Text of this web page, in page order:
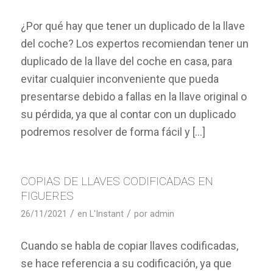
¿Por qué hay que tener un duplicado de la llave
del coche? Los expertos recomiendan tener un
duplicado de la llave del coche en casa, para
evitar cualquier inconveniente que pueda
presentarse debido a fallas en la llave original o
su pérdida, ya que al contar con un duplicado
podremos resolver de forma fácil y […]
COPIAS DE LLAVES CODIFICADAS EN
FIGUERES
26/11/2021 / en L'Instant / por admin
Cuando se habla de copiar llaves codificadas,
se hace referencia a su codificación, ya que